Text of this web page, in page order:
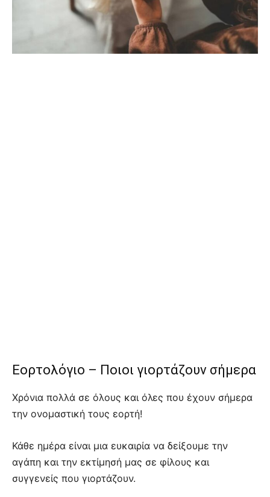
Εορτολόγιο – Ποιοι γιορτάζουν σήμερα
Χρόνια πολλά σε όλους και όλες που έχουν σήμερα
την ονομαστική τους εορτή!
Κάθε ημέρα είναι μια ευκαιρία να δείξουμε την
αγάπη και την εκτίμησή μας σε φίλους και
συγγενείς που γιορτάζουν.